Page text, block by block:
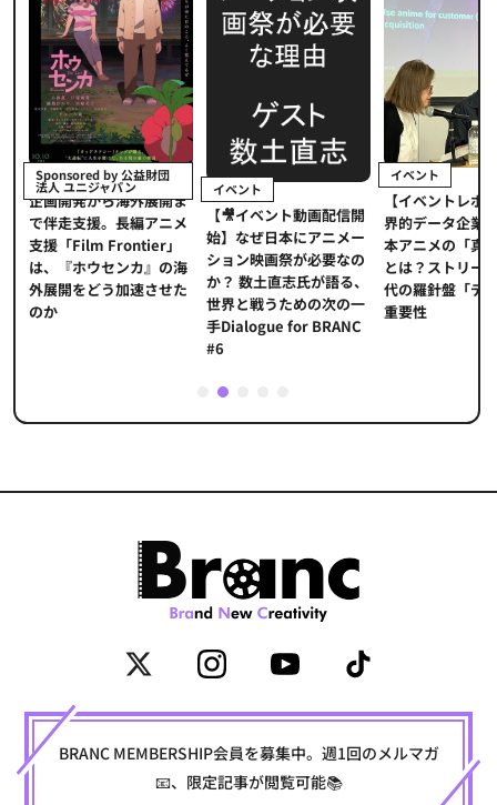
Sponsored by 公益財団
法人 ユニジャパン
企画開発から海外展開ま
で伴走支援。長編アニメ
支援「Film Frontier」
は、『ホウセンカ』の海
外展開をどう加速させた
のか
イベント
【🎥イベント動画配信開
始】なぜ日本にアニメー
ション映画祭が必要なの
か？ 数土直志氏が語る、
世界と戦うための次の一
手Dialogue for BRANC
#6
イベント
【イベントレポ
界的データ企業
本アニメの「真
とは？ストリー
代の羅針盤「デ
重要性
2
BRANC MEMBERSHIP会員を募集中。週1回のメルマガ
📧、限定記事が閲覧可能📚